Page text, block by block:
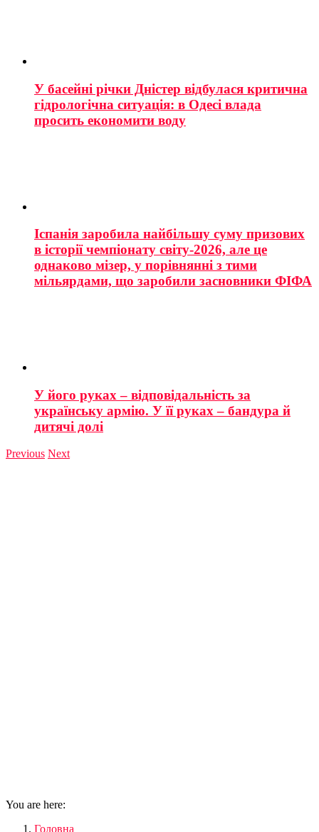
У басейні річки Дністер відбулася критична
гідрологічна ситуація: в Одесі влада
просить економити воду
Іспанія заробила найбільшу суму призових
в історії чемпіонату світу-2026, але це
однаково мізер, у порівнянні з тими
мільярдами, що заробили засновники ФІФА
У його руках – відповідальність за
українську армію. У її руках – бандура й
дитячі долі
Previous Next
You are here:
Головна